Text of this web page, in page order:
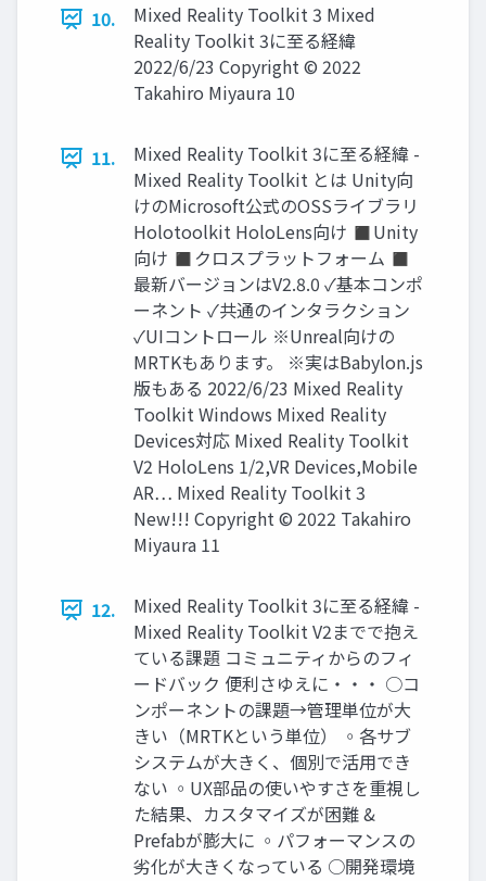
10.
Mixed Reality Toolkit 3 Mixed
Reality Toolkit 3に至る経緯
2022/6/23 Copyright © 2022
Takahiro Miyaura 10
11.
Mixed Reality Toolkit 3に至る経緯 -
Mixed Reality Toolkit とは Unity向
けのMicrosoft公式のOSSライブラリ
Holotoolkit HoloLens向け ◼Unity
向け ◼クロスプラットフォーム ◼
最新バージョンはV2.8.0 ✓基本コンポ
ーネント ✓共通のインタラクション
✓UIコントロール ※Unreal向けの
MRTKもあります。 ※実はBabylon.js
版もある 2022/6/23 Mixed Reality
Toolkit Windows Mixed Reality
Devices対応 Mixed Reality Toolkit
V2 HoloLens 1/2,VR Devices,Mobile
AR… Mixed Reality Toolkit 3
New!!! Copyright © 2022 Takahiro
Miyaura 11
12.
Mixed Reality Toolkit 3に至る経緯 -
Mixed Reality Toolkit V2までで抱え
ている課題 コミュニティからのフィ
ードバック 便利さゆえに・・・ ○コ
ンポーネントの課題→管理単位が大
きい（MRTKという単位） ◦各サブ
システムが大きく、個別で活用でき
ない ◦UX部品の使いやすさを重視し
た結果、カスタマイズが困難 &
Prefabが膨大に ◦パフォーマンスの
劣化が大きくなっている ○開発環境